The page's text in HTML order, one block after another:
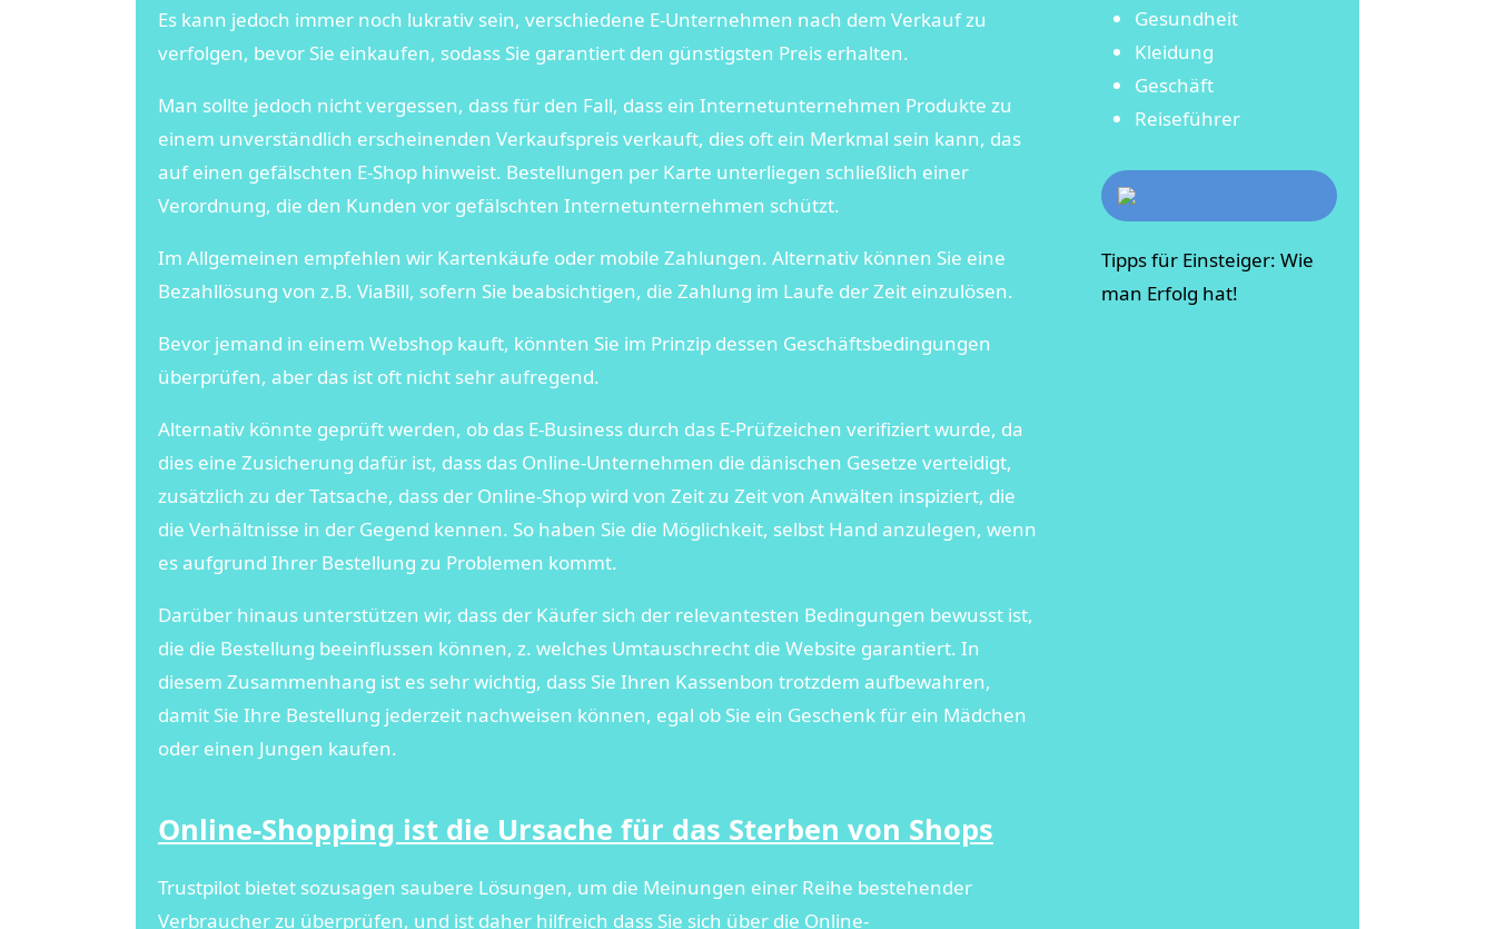
Es kann jedoch immer noch lukrativ sein, verschiedene E-Unternehmen nach dem Verkauf zu
verfolgen, bevor Sie einkaufen, sodass Sie garantiert den günstigsten Preis erhalten.
Man sollte jedoch nicht vergessen, dass für den Fall, dass ein Internetunternehmen Produkte zu
einem unverständlich erscheinenden Verkaufspreis verkauft, dies oft ein Merkmal sein kann, das
auf einen gefälschten E-Shop hinweist. Bestellungen per Karte unterliegen schließlich einer
Verordnung, die den Kunden vor gefälschten Internetunternehmen schützt.
Im Allgemeinen empfehlen wir Kartenkäufe oder mobile Zahlungen. Alternativ können Sie eine
Bezahllösung von z.B. ViaBill, sofern Sie beabsichtigen, die Zahlung im Laufe der Zeit einzulösen.
Bevor jemand in einem Webshop kauft, könnten Sie im Prinzip dessen Geschäftsbedingungen
überprüfen, aber das ist oft nicht sehr aufregend.
Alternativ könnte geprüft werden, ob das E-Business durch das E-Prüfzeichen verifiziert wurde, da
dies eine Zusicherung dafür ist, dass das Online-Unternehmen die dänischen Gesetze verteidigt,
zusätzlich zu der Tatsache, dass der Online-Shop wird von Zeit zu Zeit von Anwälten inspiziert, die
die Verhältnisse in der Gegend kennen. So haben Sie die Möglichkeit, selbst Hand anzulegen, wenn
es aufgrund Ihrer Bestellung zu Problemen kommt.
Darüber hinaus unterstützen wir, dass der Käufer sich der relevantesten Bedingungen bewusst ist,
die die Bestellung beeinflussen können, z. welches Umtauschrecht die Website garantiert. In
diesem Zusammenhang ist es sehr wichtig, dass Sie Ihren Kassenbon trotzdem aufbewahren,
damit Sie Ihre Bestellung jederzeit nachweisen können, egal ob Sie ein Geschenk für ein Mädchen
oder einen Jungen kaufen.
Online-Shopping ist die Ursache für das Sterben von Shops
Trustpilot bietet sozusagen saubere Lösungen, um die Meinungen einer Reihe bestehender
Verbraucher zu überprüfen, und ist daher hilfreich dass Sie sich über die Online-
Gesundheit
Kleidung
Geschäft
Reiseführer
Tipps für Einsteiger: Wie
man Erfolg hat!